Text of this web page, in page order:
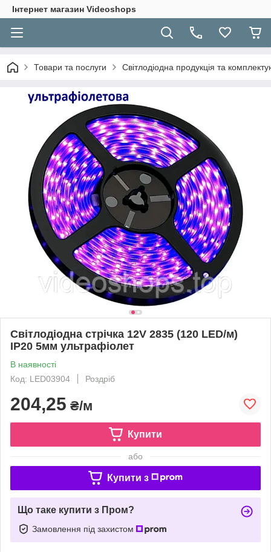
Інтернет магазин Videoshops
Товари та послуги Світлодіодна продукція та
Світлодіодна стрічка 12V 2835 (120 LED/м)
IP20 5мм ультрафіолет
В наявності
Код: LED03904
Роздріб
204,25 ₴/м
Купити
або
Купити з
Що таке купити з Пром?
Замовлення під захистом